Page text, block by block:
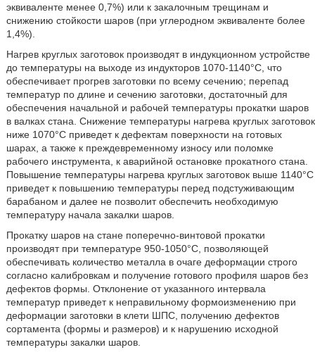
эквиваленте менее 0,7%) или к закалочным трещинам и
снижению стойкости шаров (при углеродном эквиваленте более
1,4%).
Нагрев круглых заготовок производят в индукционном устройстве
до температуры на выходе из индукторов 1070-1140°C, что
обеспечивает прогрев заготовки по всему сечению; перепад
температур по длине и сечению заготовки, достаточный для
обеспечения начальной и рабочей температуры прокатки шаров
в валках стана. Снижение температуры нагрева круглых заготовок
ниже 1070°C приведет к дефектам поверхности на готовых
шарах, а также к преждевременному износу или поломке
рабочего инструмента, к аварийной остановке прокатного стана.
Повышение температуры нагрева круглых заготовок выше 1140°C
приведет к повышению температуры перед подстуживающим
барабаном и далее не позволит обеспечить необходимую
температуру начала закалки шаров.
Прокатку шаров на стане поперечно-винтовой прокатки
производят при температуре 950-1050°C, позволяющей
обеспечивать количество металла в очаге деформации строго
согласно калибровкам и получение готового профиля шаров без
дефектов формы. Отклонение от указанного интервала
температур приведет к неправильному формоизменению при
деформации заготовки в клети ШПС, получению дефектов
сортамента (формы и размеров) и к нарушению исходной
температуры закалки шаров.